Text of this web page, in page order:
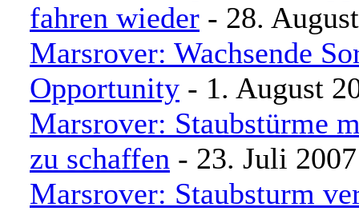
fahren wieder - 28.
Marsrover: Wachsende
Opportunity - 1. August
Marsrover: Staubstürme
zu schaffen - 23. Juli 2007
Marsrover: Staubsturm